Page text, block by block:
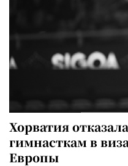
Хорватия
гимнасткам в
Европы